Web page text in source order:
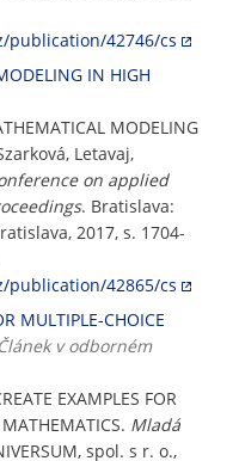
publication/42746/cs
IN HIGH
MODELING
Letavaj,
on applied
. Bratislava:
2017, s. 1704-
publication/42865/cs
MULTIPLE-CHOICE
v odborném
EXAMPLES FOR
Mladá
spol. s r. o.,